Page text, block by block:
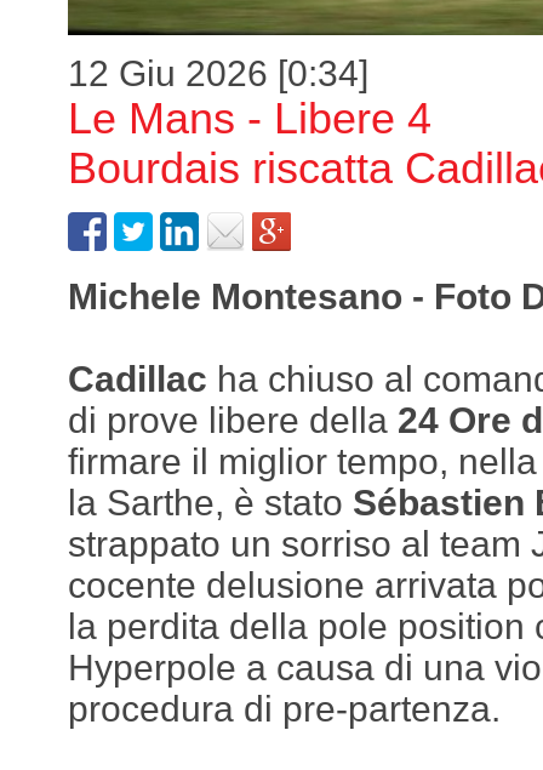
12 Giu 2026 [0:34]
Le Mans - Libere 4
Bourdais riscatta
Michele Montesano - Foto
Cadillac ha chiuso al
di prove libere della 24 Ore
firmare il miglior tempo,
la Sarthe, è stato Sébastien
strappato un sorriso al team
cocente delusione arrivata
la perdita della pole position
Hyperpole a causa di una
procedura di pre-partenza.